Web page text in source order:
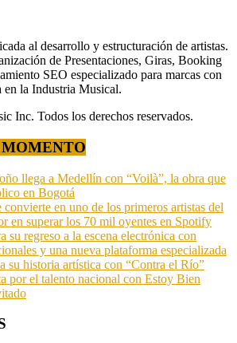
al desarrollo y estructuración de artistas.
de Presentaciones, Giras, Booking
SEO especializado para marcas con
en la Industria Musical.
Inc. Todos los derechos reservados.
llega a Medellín con “Voilà”, la obra que
en Bogotá
convierte en uno de los primeros artistas del
en superar los 70 mil oyentes en Spotify
su regreso a la escena electrónica con
y una nueva plataforma especializada
su historia artística con “Contra el Río”
por el talento nacional con Estoy Bien